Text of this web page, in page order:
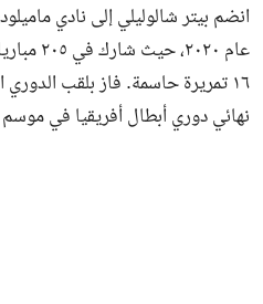
انضم بيتر شالوليلي إلى نادي
١٦ تمريرة حاسمة. فاز بلقب
نهائي دوري أبطال أفريقيا في موسم ٢٠٢٤/٢٠٢٥.